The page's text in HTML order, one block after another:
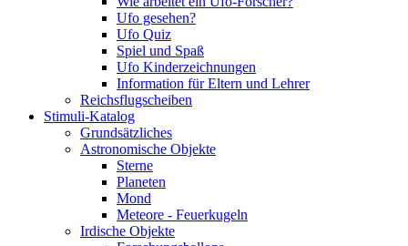
Ufo gesehen?
Ufo Quiz
Spiel und Spaß
Ufo Kinderzeichnungen
Information für Eltern und Lehrer
Reichsflugscheiben
Stimuli-Katalog
Grundsätzliches
Astronomische Objekte
Sterne
Planeten
Mond
Meteore - Feuerkugeln
Irdische Objekte